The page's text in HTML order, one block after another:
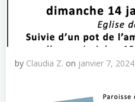
by Claudia Z. on janvier 7, 2024